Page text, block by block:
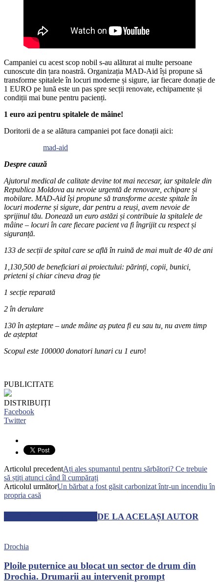
Campaniei cu acest scop nobil s-au alăturat ai multe persoane
cunoscute din țara noastră. Organizația MAD-Aid își propune să
transforme spitalele în locuri moderne și sigure, iar fiecare donație de
1 EURO pe lună este un pas spre secții renovate, echipamente și
condiții mai bune pentru pacienți.
1 euro azi pentru spitalele de mâine!
Doritorii de a se alătura campaniei pot face donații aici:
mad-aid
Despre cauză
Ajutorul medical de calitate devine tot mai necesar, iar spitalele din
Republica Moldova au nevoie urgentă de renovare, echipare și
mobilare. MAD-Aid își propune să transforme aceste spitale în
locuri moderne și sigure, dar pentru a reuși, avem nevoie de
sprijinul tău. Donează un euro astăzi și contribuie la spitalele de
mâine – locuri în care fiecare pacient va fi îngrijit cu respect și
siguranță.
133 de secții de spital care se află în ruină de mai mult de 40 de ani
1,130,500 de beneficiari ai proiectului: părinți, copii, bunici,
prieteni și chiar cineva drag ție
1 secție reparată
2 în derulare
130 în așteptare – unde mâine aș putea fi eu sau tu, nu avem timp
de așteptat
Scopul este 100000 donatori lunari cu 1 euro!
PUBLICITATE
DISTRIBUIȚI
Facebook
Twitter
Articolul precedentAți ales spumantul pentru sărbători? Ce trebuie
să știți atunci când îl cumpărați
Articolul următorUn bărbat a fost găsit carbonizat într-un incendiu în
propria casă
DE LA ACELAȘI AUTOR
Drochia
Ploile puternice au blocat un sector de drum din
Drochia. Drumarii au intervenit prompt